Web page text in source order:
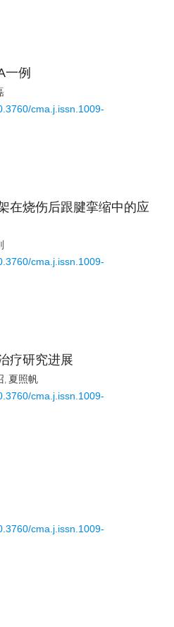
一例
cma.j.issn.1009-
在烧伤后跟腱挛缩中的应
cma.j.issn.1009-
疗研究进展
, 夏照帆
cma.j.issn.1009-
cma.j.issn.1009-